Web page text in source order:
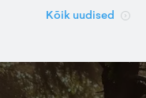
Kõik uudised